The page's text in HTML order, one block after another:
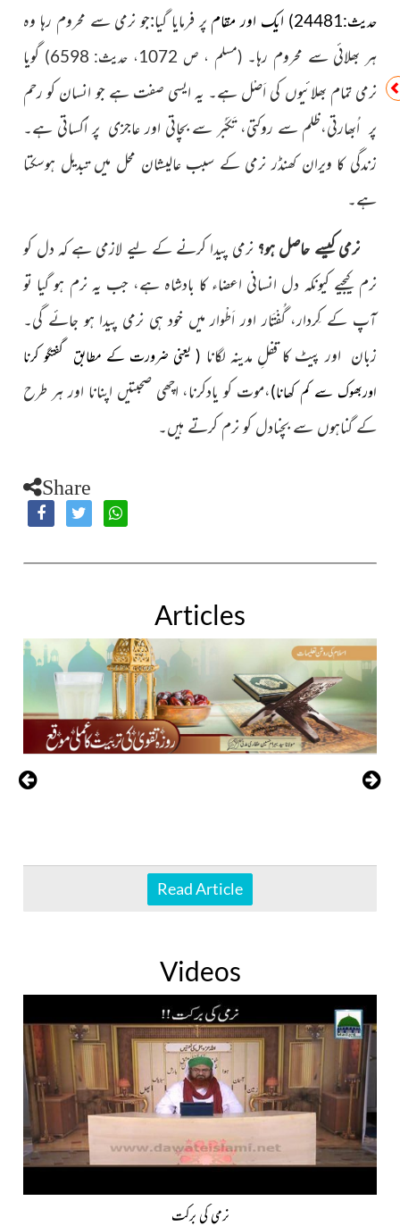
حدیث:24481) ایک اور مقامپر فرمایاگیا:جو نرمی سے محروم رہا وہ
ہر بھلائی سے محروم رہا۔ (مسلم ، ص 1072، حدیث: 6598)
گویا
نرمی تمام بھلائیوں کی اَصْل ہے۔ یہ ایسی صفت ہے جو انسان کو رحم
پر اُبھارتی،ظلم سے روکتی، تَکَبُّر سے بچاتی اور عاجزی پر اُکساتی ہے۔
زندگی کا ویران کھنڈر نرمی کے سبب عالیشان محل میں تبدیل ہوسکتا
ہے۔
نرمی کیسے حاصل ہو؟ نرمی پیدا کرنے کے لیے لازمی ہے کہ دل کو
نرم کیجیے کیونکہ دل انسانی اعضاء کا بادشاہ ہے، جب یہ نرم ہو گیا تو
آپ کے کِردار، گُفْتَار اور اَطْوار میں خود ہی نرمی پیدا ہو جائے گی۔
زبان اور پیٹ کا قفلِ مدینہ لگانا ( یعنی ضرورت کے مطابق گفتگو کرنا
اوربھوک سے کم کھانا)،موت کو یادکرنا، اچھی صحبتیں اپنانا اورہر طرح
کے گناہوں سے بچنادل کو نرم کرتے ہیں۔
Share
Articles
Read Article
Videos
نرمی کی برکت